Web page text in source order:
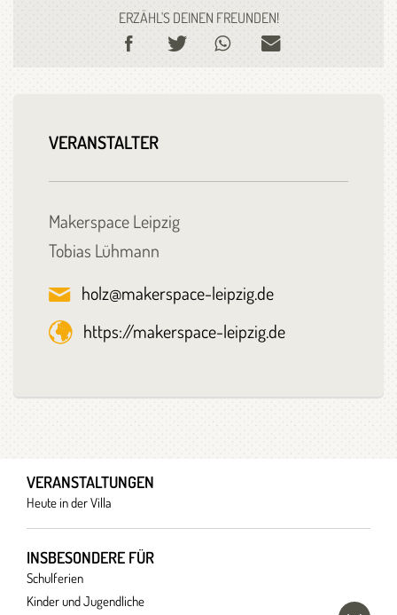
ERZÄHL'S DEINEN FREUNDEN!
VERANSTALTER
Makerspace Leipzig
Tobias Lühmann
holz@makerspace-leipzig.de
https://makerspace-leipzig.de
VERANSTALTUNGEN
Heute in der Villa
INSBESONDERE FÜR
Schulferien
Kinder und Jugendliche